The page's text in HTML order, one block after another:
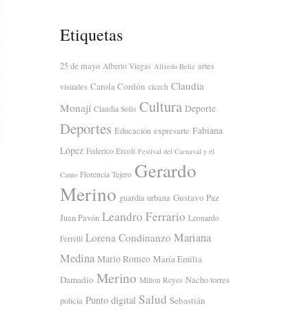
Etiquetas
25 de mayo Alberto Viegas Alfredo Beliz artes
visuales Carola Cordón cicech Claudia
Monají Claudia Solis Cultura Deporte
Deportes Educación expresarte Fabiana
López Federico Ercoli Festival del Carnaval y el
Canto Florencia Tejero Gerardo
Merino guardia urbana Gustavo Paz
Juan Pavón Leandro Ferrario Leonardo
Ferrelli Lorena Condinanzo Mariana
Medina Mario Romeo María Emilia
Damadio Merino Milton Reyes Nacho torres
policía Punto digital Salud Sebastián